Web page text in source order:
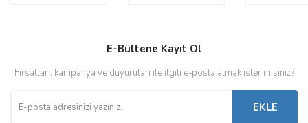
E-Bültene Kayıt Ol
Fırsatları, kampanya ve duyuruları ile ilgili e-posta almak ister misiniz?
EKLE